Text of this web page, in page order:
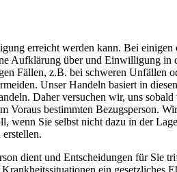
erreicht werden kann. Bei
Aufklärung über und Einwilligung in
Fällen, z.B. bei schweren Unfällen
Unser Handeln basiert in
Daher versuchen wir, uns
bestimmten Bezugsperson.
wenn Sie selbst nicht dazu in der
dient und Entscheidungen für Sie
ein gesetzliches